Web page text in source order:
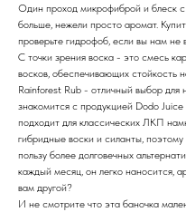
Один проход микрофиброй и блеск с
больше, нежели просто аромат.
проверьте гидрофоб, если вы нам не
С точки зрения воска - это смесь
восков, обеспечивающих стойкость
Rainforest Rub - отличный выбор для
знакомится с продукцией Dodo
подходит для классических ЛКП
гибридные воски и силанты, поэтому
пользу более долговечных
каждый месяц, он легко наносится,
вам другой?
И не смотрите что эта баночка